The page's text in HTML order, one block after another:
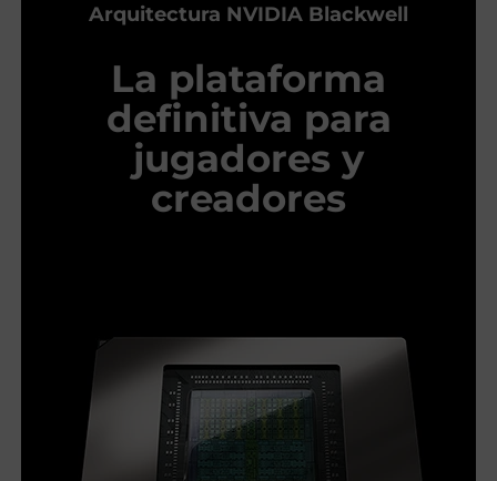
Arquitectura NVIDIA Blackwell
La plataforma
definitiva para
jugadores y
creadores